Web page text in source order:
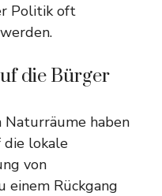
Politik oft
die Bürger
Naturräume haben
lokale
von
einem Rückgang